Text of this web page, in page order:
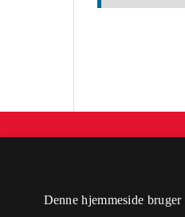
ISSN 2596-
Denne hjemmeside